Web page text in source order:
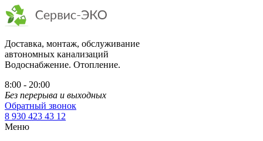
Доставка, монтаж, обслуживание
автономных канализаций
Водоснабжение. Отопление.
8:00 - 20:00
Без перерыва и выходных
Обратный звонок
8 930 423 43 12
Меню